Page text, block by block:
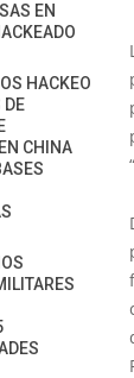
EN
HACKEO
DE
CHINA